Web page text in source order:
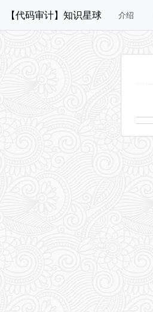
【代码审计】知识星球 介绍